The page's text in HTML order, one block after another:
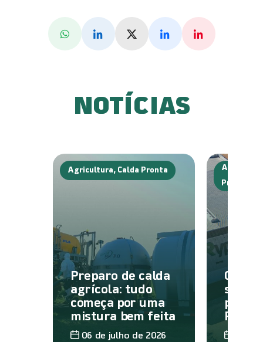
WhatsappLinkedinX (Twitter)FacebookPinterest
NOTÍCIAS
Agricultura, Calda Pronta
Preparo de calda
agrícola: tudo
começa por uma
mistura bem feita
06 de julho de 2026
Produtos,
O que
saber